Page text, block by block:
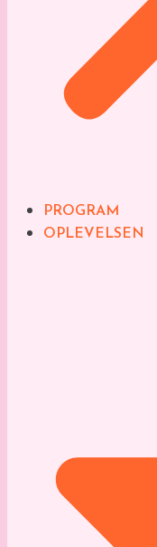
PROGRAM
OPLEVELSEN